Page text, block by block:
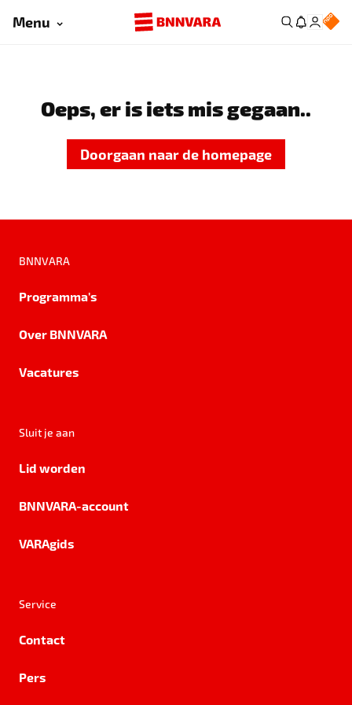
Menu
Oeps, er is iets mis gegaan..
Doorgaan naar de homepage
BNNVARA
Programma's
Over BNNVARA
Vacatures
Sluit je aan
Lid worden
BNNVARA-account
VARAgids
Service
Contact
Pers